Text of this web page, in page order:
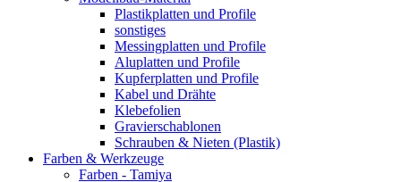
Plastikplatten und Profile
sonstiges
Messingplatten und Profile
Aluplatten und Profile
Kupferplatten und Profile
Kabel und Drähte
Klebefolien
Gravierschablonen
Schrauben & Nieten (Plastik)
Farben & Werkzeuge
Farben - Tamiya